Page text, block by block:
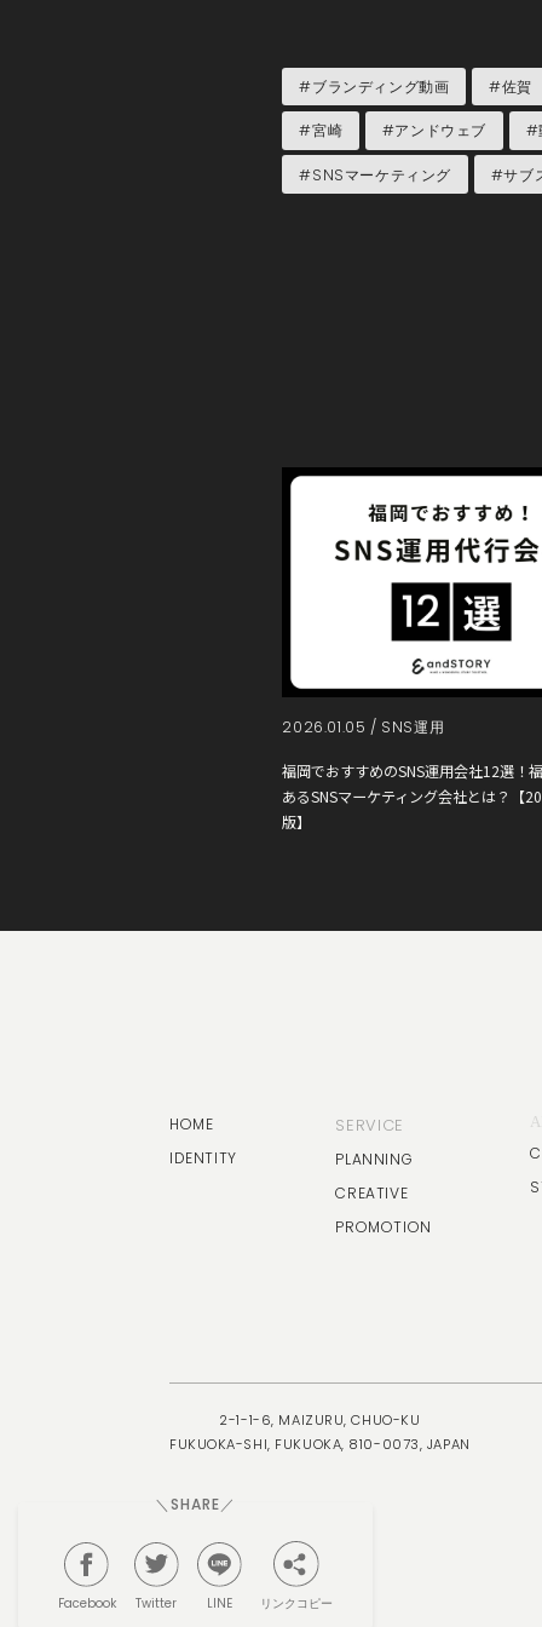
＼SHARE／
Facebook Twitter LINE リンクコピー
#ブランディング動画 #佐賀
#宮崎 #アンドウェブ #
#SNSマーケティング #サブ
2026.01.05 / SNS運用
福岡でおすすめのSNS運用会社12選！
あるSNSマーケティング会社とは？【
版】
HOME
IDENTITY
SERVICE
PLANNING
CREATIVE
PROMOTION
2-1-1-6, MAIZURU, CHUO-KU
FUKUOKA-SHI, FUKUOKA, 810-0073, JAPAN